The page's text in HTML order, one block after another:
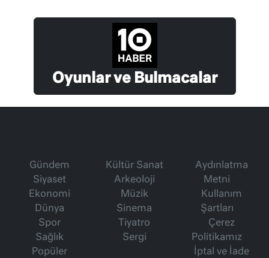
Oyunlar ve Bulmacalar
Gündem
Siyaset
Ekonomi
Dünya
Spor
Sağlık
Popüler
Kültür Sanat
Arkeoloji
Müzik
Sinema
Tiyatro
Sergi
Aydınlatma
Metni
Kullanım
Şartları
Çerez
Politikamız
İptal ve İade